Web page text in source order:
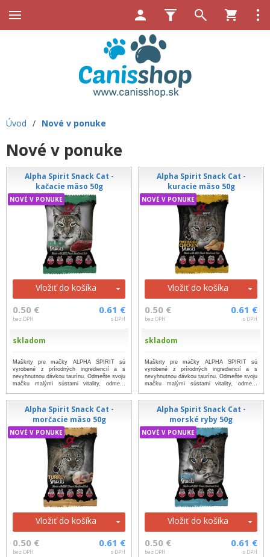
Úvod / Nové v ponuke
Nové v ponuke
Alpha Spirit Snack Cat -
kačacie mäso 50g
NOVÉ V PONUKE
Vložiť do košíka
0.50 €
bez DPH
0.61 €
s DPH
skladom
Maškrty pre mačky ALPHA SPIRIT sú
vyrobené z prírodných ingrediencií a s
nevyhnutnou dávkou taurínu. Odmeňte svoju
mačku malými sústami vitality, odme...
Alpha Spirit Snack Cat -
kuracie mäso 50g
NOVÉ V PONUKE
Vložiť do košíka
0.50 €
bez DPH
0.61 €
s DPH
skladom
Maškrty pre mačky ALPHA SPIRIT sú
vyrobené z prírodných ingrediencií a s
nevyhnutnou dávkou taurínu. Odmeňte svoju
mačku malými sústami vitality, odme...
Alpha Spirit Snack Cat -
morčacie mäso 50g
NOVÉ V PONUKE
Vložiť do košíka
0.50 €
bez DPH
0.61 €
s DPH
Alpha Spirit Snack Cat -
morské ryby 50g
NOVÉ V PONUKE
Vložiť do košíka
0.50 €
bez DPH
0.61 €
s DPH